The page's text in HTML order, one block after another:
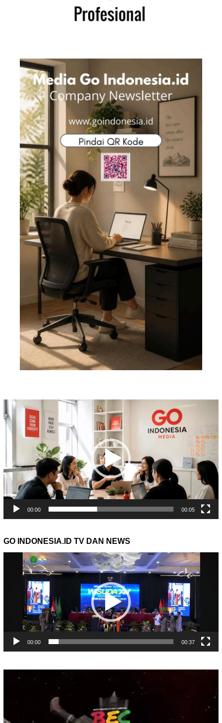
Pemutar
Video
00:00 00:05
GO INDONESIA.ID TV DAN NEWS
Pemutar
00:00 00:37